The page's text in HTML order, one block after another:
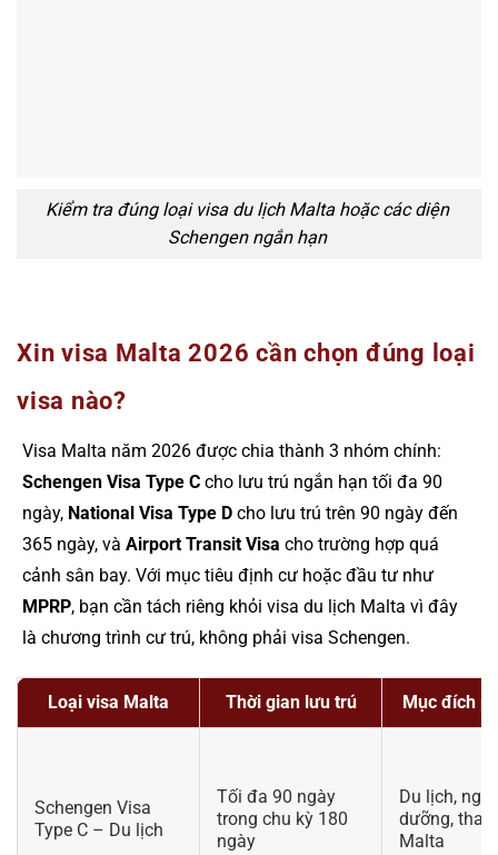
Kiểm tra đúng loại visa du lịch Malta hoặc các diện
Schengen ngắn hạn
Xin visa Malta 2026 cần chọn đúng loại
visa nào?
Visa Malta năm 2026 được chia thành 3 nhóm chính:
Schengen Visa Type C cho lưu trú ngắn hạn tối đa 90
ngày, National Visa Type D cho lưu trú trên 90 ngày đến
365 ngày, và Airport Transit Visa cho trường hợp quá
cảnh sân bay. Với mục tiêu định cư hoặc đầu tư như
MPRP, bạn cần tách riêng khỏi visa du lịch Malta vì đây
là chương trình cư trú, không phải visa Schengen.
Loại visa Malta Thời gian lưu trú Mục đích
Schengen Visa
Type C – Du lịch
Tối đa 90 ngày
trong chu kỳ 180
ngày
Du lịch, nghỉ
dưỡng,
Malta